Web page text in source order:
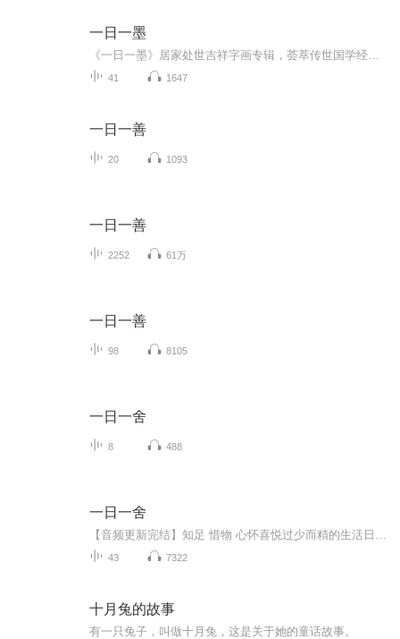
一日一墨
41 1647
一日一善
20 1093
一日一善
2252 61万
一日一善
98 8105
一日一舍
8 488
一日一舍
43 7322
十月兔的故事
有一只兔子，叫做十月兔，这是关于她的童话故事。